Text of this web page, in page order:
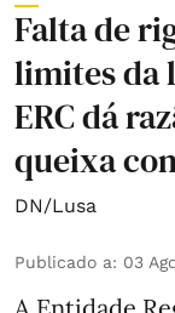
Falta de
limites da
ERC dá
queixa
DN/Lusa
Publicado a: 03